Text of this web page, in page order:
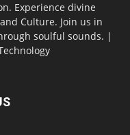
Experience divine
Culture. Join us in
soulful sounds. |